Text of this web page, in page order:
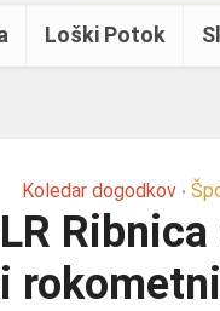
Loški Potok
Koledar dogodkov •